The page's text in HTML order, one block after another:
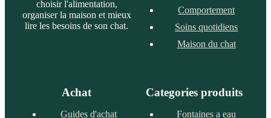
choisir l'alimentation,
organiser la maison et mieux
lire les besoins de son chat.
Comportement
Soins quotidiens
Maison du chat
Achat
Guides d'achat
Categories produits
Fontaines a eau